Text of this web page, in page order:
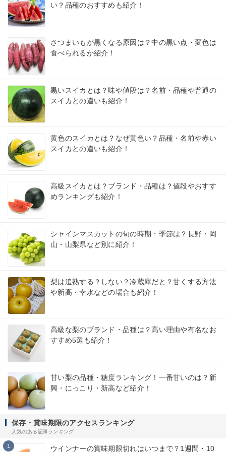
い？品種のおすすめも紹介！
さつまいもが黒くなる原因は？中の黒い点・変色は
食べられるか紹介！
黒いスイカとは？味や値段は？名前・品種や普通の
スイカとの違いも紹介！
黄色のスイカとは？なぜ黄色い？品種・名前や赤い
スイカとの違いも紹介！
高級スイカとは？ブランド・品種は？値段やおすす
めランキングも紹介！
シャインマスカットの旬の時期・季節は？長野・岡
山・山梨県など別に紹介！
梨は追熟する？しない？冷蔵庫だと？甘くする方法
や新高・幸水などの場合も紹介！
高級な梨のブランド・品種は？高い理由や有名なお
すすめ5選も紹介！
甘い梨の品種・糖度ランキング！一番甘いのは？新
興・にっこり・新高など紹介！
保存・賞味期限のアクセスランキング
人気のある記事ランキング
1
ウインナーの賞味期限切れはいつまで？1週間・10